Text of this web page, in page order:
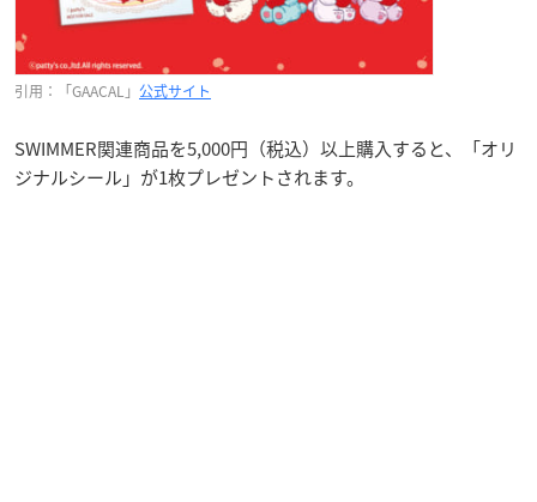
引用：「GAACAL」 公式サイト
SWIMMER関連商品を5,000円（税込）以上購入すると、「オリ
ジナルシール」が1枚プレゼントされます。